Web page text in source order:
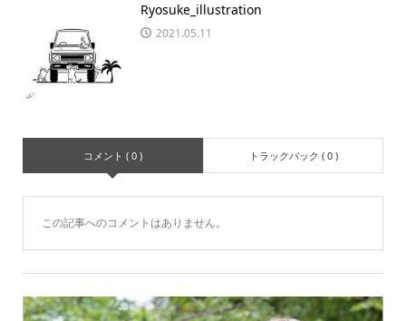
Ryosuke_illustration
2021.05.11
コメント ( 0 ) トラックバック ( 0 )
この記事へのコメントはありません。